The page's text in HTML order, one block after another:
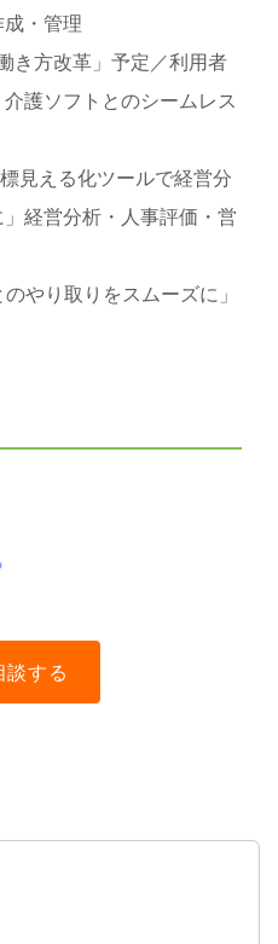
・管理
き方改革」予定／利用者
護ソフトとのシームレス
見える化ツールで経営分
経営分析・人事評価・営
やり取りをスムーズに」